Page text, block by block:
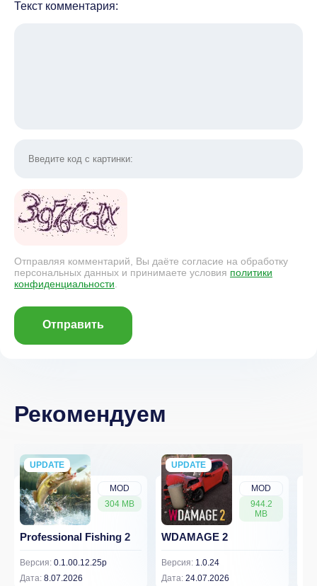
Текст комментария:
Отправляя комментарий, Вы даёте согласие на обработку
персональных данных и принимаете условия политики
конфиденциальности.
Отправить
Рекомендуем
MOD
304 MB
UPDATE
NEW
Professional Fishing 2
Версия: 0.1.00.12.25p
Дата: 8.07.2026
MOD
944.2
MB
UPDATE
NEW
WDAMAGE 2
Версия: 1.0.24
Дата: 24.07.2026